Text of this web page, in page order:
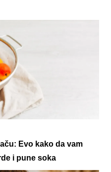
Evo kako da vam
i pune soka